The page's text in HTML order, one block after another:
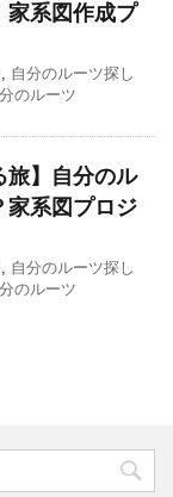
家系図作成プ
, 自分のルーツ探し
のルーツ
旅】自分のル
家系図プロジ
, 自分のルーツ探し
のルーツ